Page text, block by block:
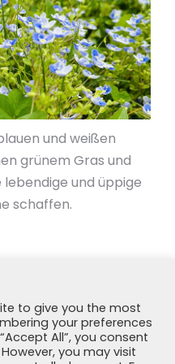
und weißen
grünem Gras und
und üppige
schaffen.
to give you the most
your preferences
All”, you consent
you may visit